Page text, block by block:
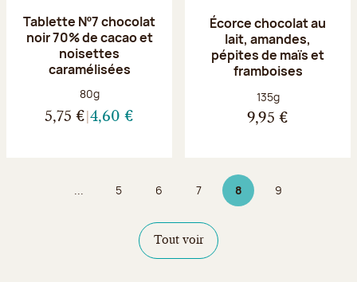
Tablette Nº7 chocolat
noir 70% de cacao et
noisettes
caramélisées
Poids net :
80g
5,75 € 4,60 €
Écorce chocolat au
lait, amandes,
pépites de maïs et
framboises
Poids net :
135g
9,95 €
... Page
5 Page
6 Page
7 8Page 8 sur 9
Page
9
Tout voir